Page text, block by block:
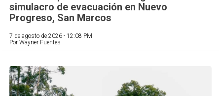
simulacro de evacuación en Nuevo
Progreso, San Marcos
7 de agosto de 2026 - 12:08 PM
Por Wayner Fuentes